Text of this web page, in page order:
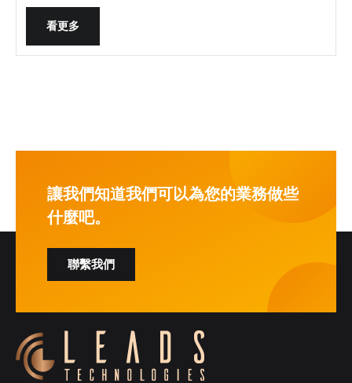
看更多
讓我們知道我們可以為您的業務做些
什麼吧。
聯繫我們